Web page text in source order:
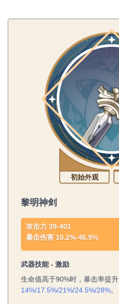
初始外观
黎明神剑
攻击力 39-401
暴击伤害 10.2%-46.9%
武器技能 - 激励
生命值高于90%时，暴击率提升
14%/17.5%/21%/24.5%/28%。